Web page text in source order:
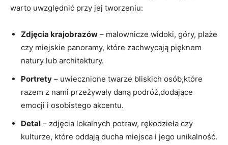
warto uwzględnić przy jej ‌tworzeniu:
Zdjęcia krajobrazów – malownicze widoki, góry, plaże
czy​ miejskie⁤ panoramy, które zachwycają​ pięknem
natury lub architektury.
Portrety – uwiecznione twarze ⁣bliskich osób,które
‍razem⁣ z nami przeżywały ​daną podróż,dodające
emocji i‌ osobistego akcentu.
Detal – zdjęcia lokalnych potraw, rękodzieła czy
kulturze, które oddają ducha ⁤miejsca i jego unikalność.